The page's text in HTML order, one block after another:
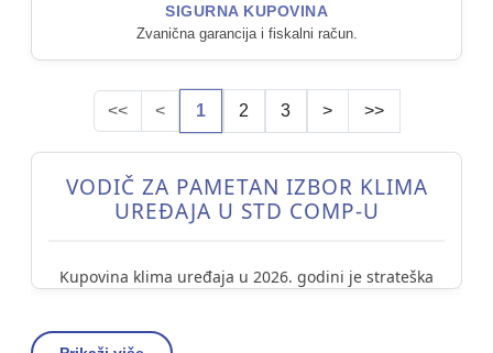
SIGURNA KUPOVINA
Zvanična garancija i fiskalni račun.
<< < 1 2 3 > >>
VODIČ ZA PAMETAN IZBOR KLIMA
UREĐAJA U STD COMP-U
Kupovina klima uređaja u 2026. godini je strateška
asortimanu fokusiramo se na tehnologije koje